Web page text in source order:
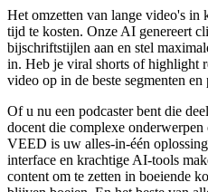
Het omzetten van lange video's in
tijd te kosten. Onze AI genereert
bijschriftstijlen aan en stel
in. Heb je viral shorts of highlight
video op in de beste segmenten
Of u nu een podcaster bent die
docent die complexe
VEED is uw alles-in-één
interface en krachtige AI-tools
content om te zetten in boeiende